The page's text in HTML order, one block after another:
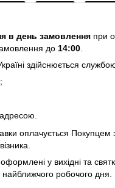
в день замовлення при
до 14:00
здійснюється
адресою.
оплачується Покупцем
у вихідні та
робочого дня.